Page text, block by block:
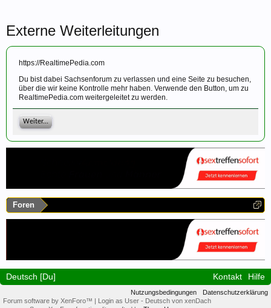
Externe Weiterleitungen
https://RealtimePedia.com
Du bist dabei Sachsenforum zu verlassen und eine Seite zu besuchen,
über die wir keine Kontrolle mehr haben. Verwende den Button, um zu
RealtimePedia.com weitergeleitet zu werden.
Weiter...
Foren
Deutsch [Du] Kontakt Hilfe
Nutzungsbedingungen
Datenschutzerklärung
Forum software by XenForo™ | Login as User - Deutsch von xenDach